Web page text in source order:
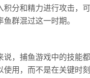
分和精力进行攻击，
群混过这一时期。
，捕鱼游戏中的技能都
用，而不是在关键时